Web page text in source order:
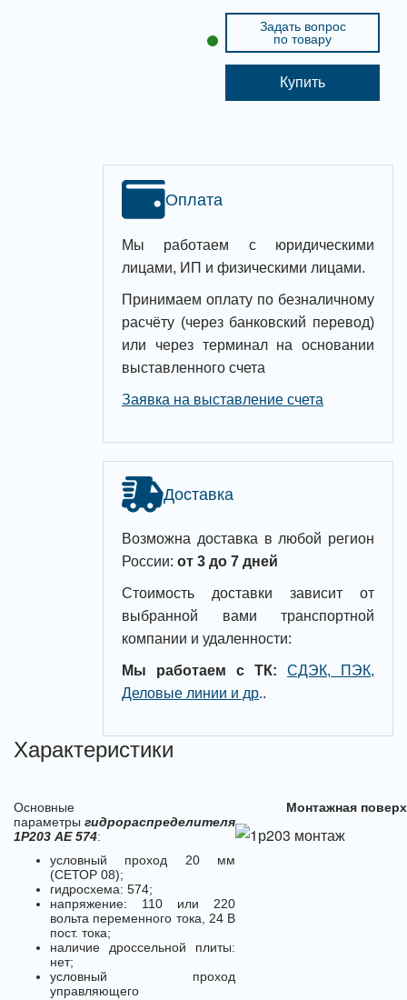
Задать вопрос
по товару
Купить
Оплата
Мы работаем с юридическими
лицами, ИП и физическими лицами.
Принимаем оплату по безналичному
расчёту (через банковский перевод)
или через терминал на основании
выставленного счета
Заявка на выставление счета
Доставка
Возможна доставка в любой регион
России: от 3 до 7 дней
Стоимость доставки зависит от
выбранной вами транспортной
компании и удаленности:
Мы работаем с ТК:
СДЭК, ПЭК,
Деловые линии и др..
Характеристики
Основные
параметры гидрораспределителя
1Р203 АЕ 574:
условный проход 20 мм
(СЕТОР 08);
гидросхема: 574;
напряжение: 110 или 220
вольта переменного тока, 24 В
пост. тока;
наличие дроссельной плиты:
нет;
условный проход
управляющего
Монтажная